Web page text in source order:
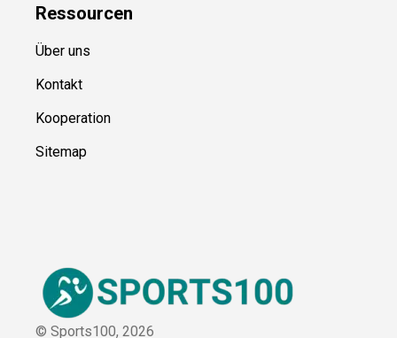
Ressourcen
Kooperation
Sitemap